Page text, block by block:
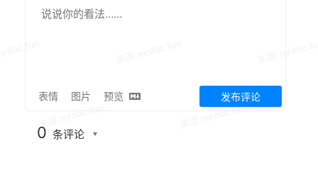
表情 图片 预览 发布评论
0 条评论